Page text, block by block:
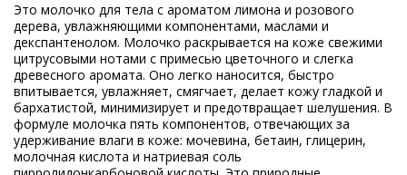
Это молочко для тела с ароматом лимона и розового
дерева, увлажняющими компонентами, маслами и
декспантенолом. Молочко раскрывается на коже свежими
цитрусовыми нотами с примесью цветочного и слегка
древесного аромата. Оно легко наносится, быстро
впитывается, увлажняет, смягчает, делает кожу гладкой и
бархатистой, минимизирует и предотвращает шелушения. В
формуле молочка пять компонентов, отвечающих за
удерживание влаги в коже: мочевина, бетаин, глицерин,
молочная кислота и натриевая соль